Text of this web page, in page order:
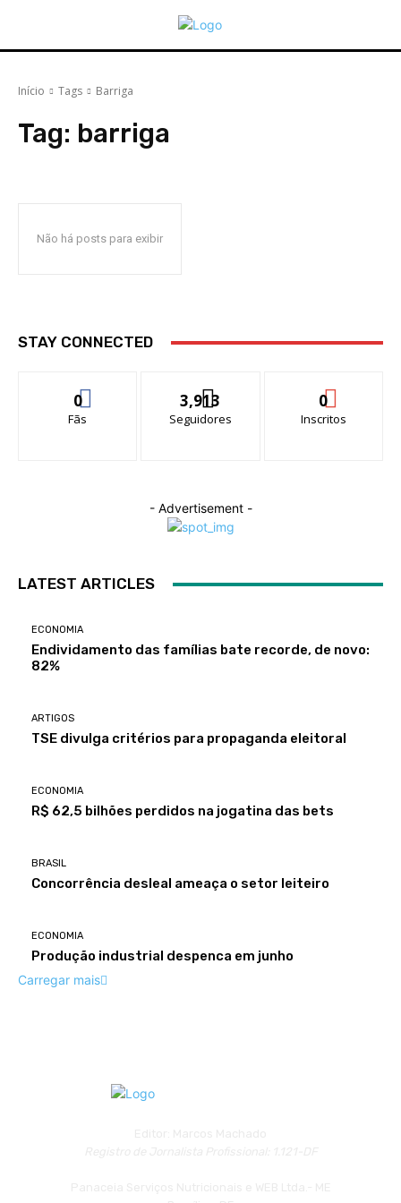
Início Tags Barriga
Tag: barriga
Não há posts para exibir
STAY CONNECTED
0
Fãs
3,913
Seguidores
0
Inscritos
- Advertisement -
LATEST ARTICLES
ECONOMIA
Endividamento das famílias bate recorde, de novo:
82%
ARTIGOS
TSE divulga critérios para propaganda eleitoral
ECONOMIA
R$ 62,5 bilhões perdidos na jogatina das bets
BRASIL
Concorrência desleal ameaça o setor leiteiro
ECONOMIA
Produção industrial despenca em junho
Carregar mais